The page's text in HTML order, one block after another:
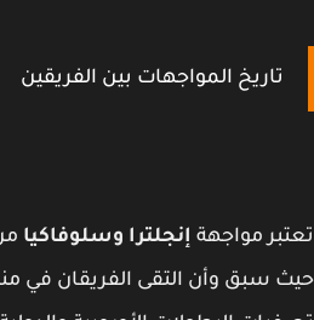
تاريخ المواجهات بين الفريقين
مواجهةإنجلترا وسلوفاكيامن
سبق وأن التقى الفريقان في